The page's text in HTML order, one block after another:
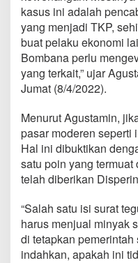
kasus ini adalah
yang menjadi TKP,
buat pelaku ekonomi
Bombana perlu
yang terkait,” ujar
Jumat (8/4/2022).
Menurut Agustamin,
pasar moderen seperti
Hal ini dibuktikan
satu poin yang
telah diberikan
“Salah satu isi surat
harus menjual minyak
di tetapkan
indahkan, apakah ini